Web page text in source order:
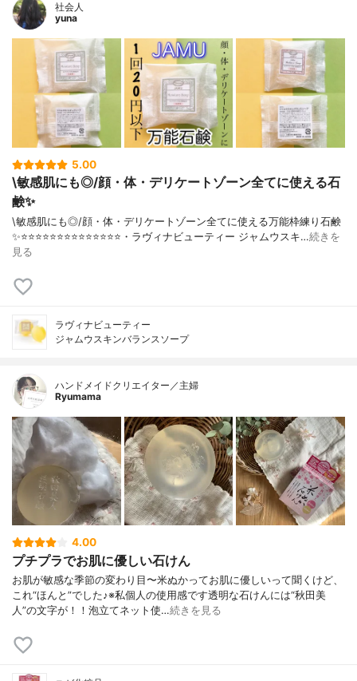
社会人
yuna
5.00
\敏感肌にも◎/顔・体・デリケートゾーン全てに使える石
鹸✨
\敏感肌にも◎/顔・体・デリケートゾーン全てに使える万能枠練り石鹸
✨⭐️⭐️⭐️⭐️⭐️⭐️⭐️⭐️⭐️⭐️⭐️⭐️⭐️⭐️・ラヴィナビューティー ジャムウスキ…続きを
見る
ラヴィナビューティー
ジャムウスキンバランスソープ
ハンドメイドクリエイター／主婦
Ryumama
4.00
プチプラでお肌に優しい石けん
お肌が敏感な季節の変わり目〜米ぬかってお肌に優しいって聞くけど、
これ“ほんと”でした♪※私個人の使用感です透明な石けんには“秋田美
人”の文字が！！泡立てネット使…続きを見る